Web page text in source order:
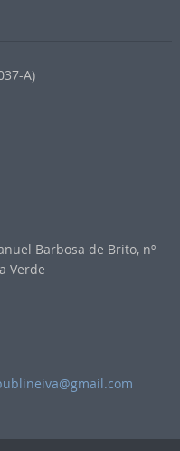
A)
Barbosa de Brito, nº
Verde